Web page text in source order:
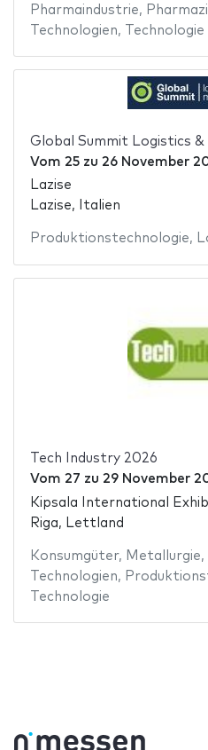
Pharmaindustrie,
Technologien, Technologie
Global Summit Logistics
Vom 25zu 26 November
Lazise
Lazise, Italien
Produktionstechnologie,
Tech Industry 2026
Vom 27 zu 29 November
Kipsala International
Riga, Lettland
Konsumgüter, Metallurgie,
Technologien,
Technologie